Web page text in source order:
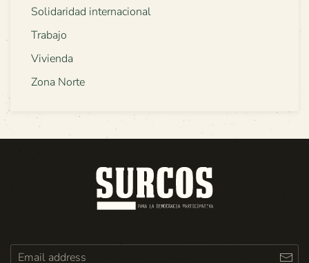
Solidaridad internacional
Trabajo
Vivienda
Zona Norte